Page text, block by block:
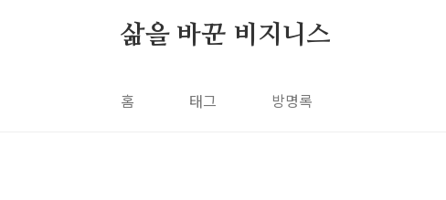
삶을 바꾼 비지니스
홈 태그 방명록